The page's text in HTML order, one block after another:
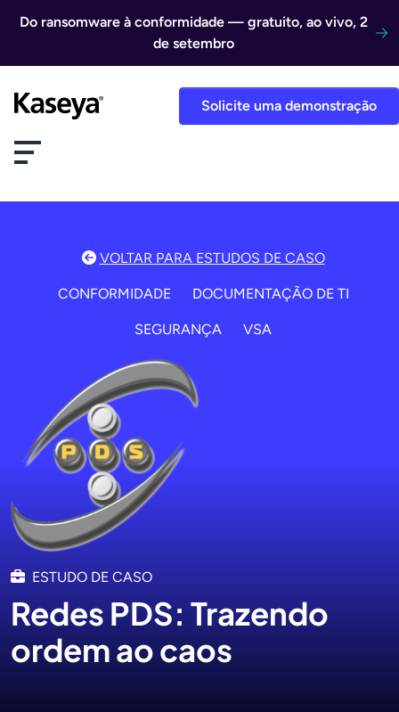
Do ransomware à conformidade — gratuito, ao vivo, 2
de setembro
Solicite uma demonstração
VOLTAR PARA ESTUDOS DE CASO
CONFORMIDADE DOCUMENTAÇÃO DE TI
SEGURANÇA VSA
ESTUDO DE CASO
Redes PDS: Trazendo
ordem ao caos